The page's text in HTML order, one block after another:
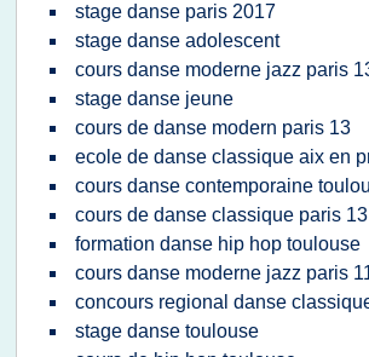
stage danse paris 2017
stage danse adolescent
cours danse moderne jazz paris
stage danse jeune
cours de danse modern paris 13
ecole de danse classique aix en
cours danse contemporaine
cours de danse classique paris 13
formation danse hip hop toulouse
cours danse moderne jazz paris
concours regional danse
stage danse toulouse